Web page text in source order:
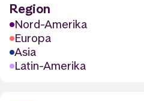
Region
Nord-Amerika
Europa
Asia
Latin-Amerika